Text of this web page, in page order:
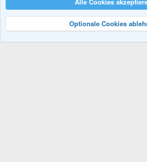
Nutzungsbedingungen Datenschutz
R
Community platform by XenForo® © 2010-2024 XenForo
Optionale Cookies